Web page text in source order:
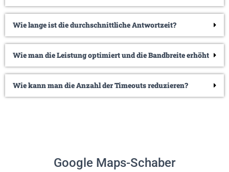
Wie lange ist die durchschnittliche Antwortzeit?
Wie man die Leistung optimiert und die Bandbreite erhöht
Wie kann man die Anzahl der Timeouts reduzieren?
Google Maps-Schaber